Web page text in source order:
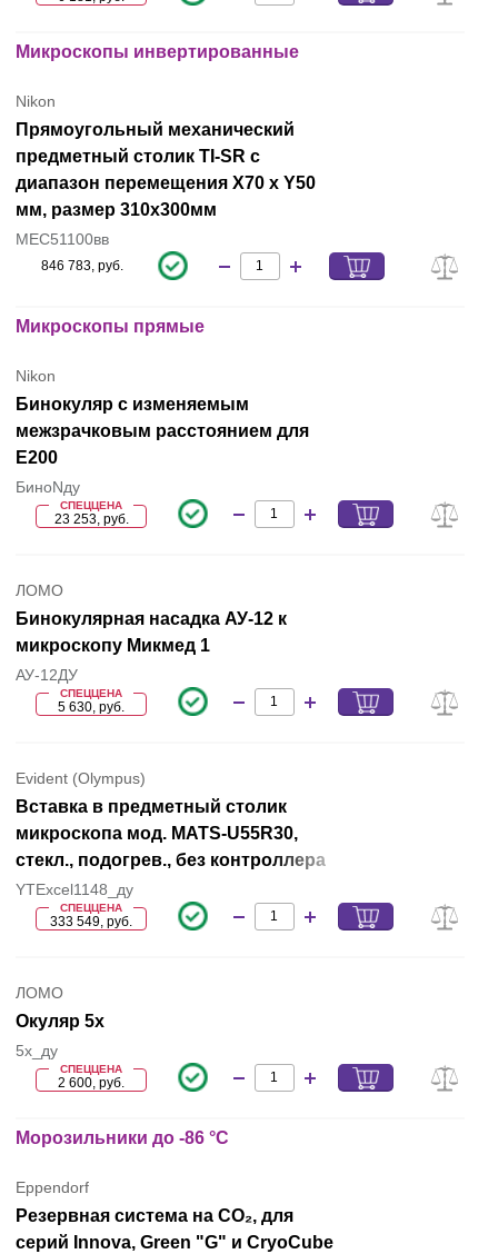
Микроскопы инвертированные
Nikon
Прямоугольный механический
предметный столик TI-SR с
диапазон перемещения X70 x Y50
мм, размер 310x300мм
MEC51100вв
846 783, руб.
Микроскопы прямые
Nikon
Бинокуляр с изменяемым
межзрачковым расстоянием для
Е200
БиноNду
СПЕЦЦЕНА
23 253, руб.
ЛОМО
Бинокулярная насадка АУ-12 к
микроскопу Микмед 1
АУ-12ДУ
СПЕЦЦЕНА
5 630, руб.
Evident (Olympus)
Вставка в предметный столик
микроскопа мод. MATS-U55R30,
стекл., подогрев., без контроллера
YTExcel1148_ду
СПЕЦЦЕНА
333 549, руб.
ЛОМО
Окуляр 5х
5x_ду
СПЕЦЦЕНА
2 600, руб.
Морозильники до -86 °C
Eppendorf
Резервная система на CO₂, для
серий Innova, Green "G" и CryoCube